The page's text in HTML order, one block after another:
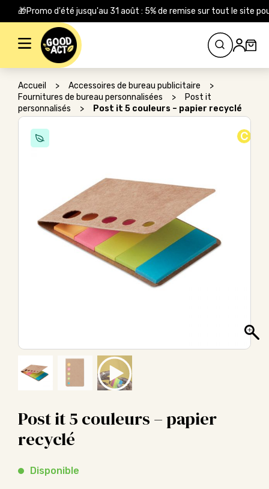
🎁Promo d'été jusqu'au 31 août : 5% de remise sur tout le site
Rechercher :
Accueil > Accessoires de bureau publicitaire
>
Fournitures de bureau personnalisées
>
Post it
personnalisés
> Post it 5 couleurs – papier recyclé
C
Post it 5 couleurs – papier
recyclé
Disponible